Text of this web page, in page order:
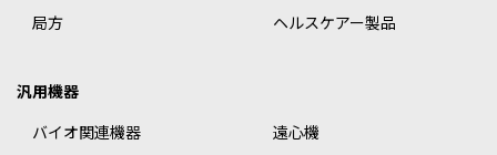
局方
ヘルスケアー製品
汎用機器
バイオ関連機器
遠心機